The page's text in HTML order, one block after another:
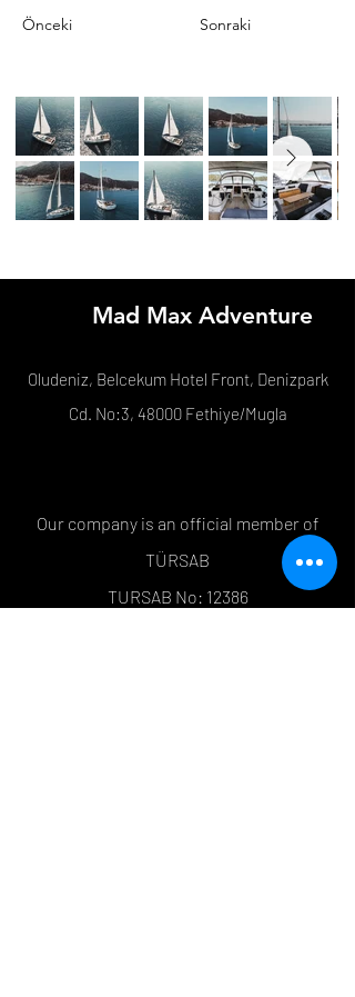
Önceki Sonraki
Mad Max Adventure
Oludeniz, Belcekum Hotel Front, Denizpark
Cd. No:3, 48000 Fethiye/Mugla
Our company is an official member of
TÜRSAB
TURSAB No: 12386